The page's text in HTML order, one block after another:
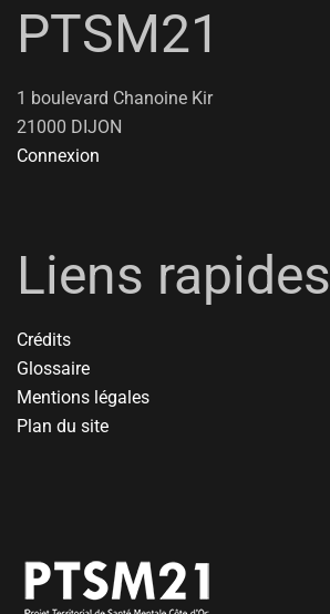
PTSM21
1 boulevard Chanoine Kir
21000 DIJON
Connexion
Liens rapides
Crédits
Glossaire
Mentions légales
Plan du site